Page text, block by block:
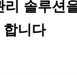
솔루션
합니다